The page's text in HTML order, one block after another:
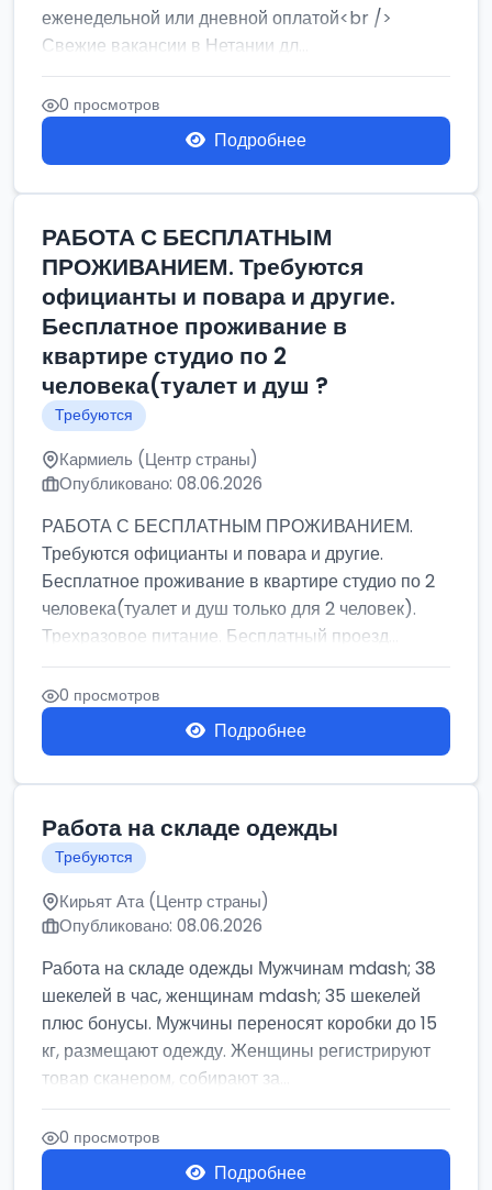
еженедельной или дневной оплатой<br />
Свежие вакансии в Нетании дл...
0 просмотров
Подробнее
РАБОТА С БЕСПЛАТНЫМ
ПРОЖИВАНИЕМ. Требуются
официанты и повара и другие.
Бесплатное проживание в
квартире студио по 2
человека(туалет и душ ?
Требуются
Кармиель (Центр страны)
Опубликовано: 08.06.2026
РАБОТА С БЕСПЛАТНЫМ ПРОЖИВАНИЕМ.
Требуются официанты и повара и другие.
Бесплатное проживание в квартире студио по 2
человека(туалет и душ только для 2 человек).
Трехразовое питание. Бесплатный проезд...
0 просмотров
Подробнее
Работа на складе одежды
Требуются
Кирьят Ата (Центр страны)
Опубликовано: 08.06.2026
Работа на складе одежды Мужчинам mdash; 38
шекелей в час, женщинам mdash; 35 шекелей
плюс бонусы. Мужчины переносят коробки до 15
кг, размещают одежду. Женщины регистрируют
товар сканером, собирают за...
0 просмотров
Подробнее